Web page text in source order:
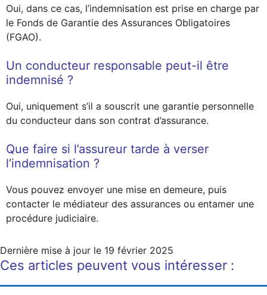
Oui, dans ce cas, l’indemnisation est prise en charge par
le Fonds de Garantie des Assurances Obligatoires
(FGAO).
Un conducteur responsable peut-il être
indemnisé ?
Oui, uniquement s’il a souscrit une garantie personnelle
du conducteur dans son contrat d’assurance.
Que faire si l’assureur tarde à verser
l’indemnisation ?
Vous pouvez envoyer une mise en demeure, puis
contacter le médiateur des assurances ou entamer une
procédure judiciaire.
Dernière mise à jour le 19 février 2025
Ces articles peuvent vous intéresser :